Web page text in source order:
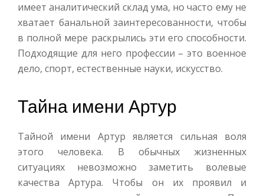
имеет аналитический склад ума, но часто ему не
хватает банальной заинтересованности, чтобы
в полной мере раскрылись эти его способности.
Подходящие для него профессии – это военное
дело, спорт, естественные науки, искусство.
Тайна имени Артур
Тайной имени Артур является сильная воля
этого человека. В обычных жизненных
ситуациях невозможно заметить волевые
качества Артура. Чтобы он их проявил и